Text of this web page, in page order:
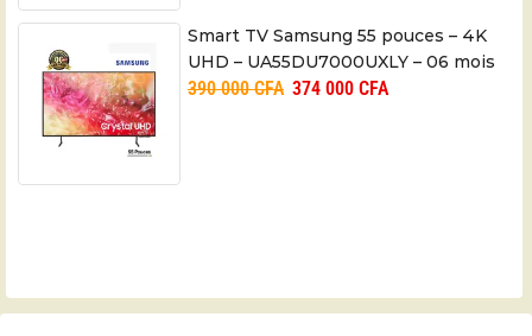
Smart TV Samsung 55 pouces – 4K
UHD – UA55DU7000UXLY – 06 mois
390 000CFA 374 000 CFA